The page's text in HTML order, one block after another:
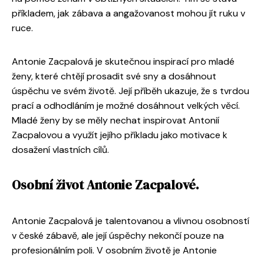
příkladem, jak zábava a angažovanost mohou jít ruku v
ruce.
Antonie Zacpalová je skutečnou inspirací pro mladé
ženy, které chtějí prosadit své sny a dosáhnout
úspěchu ve svém životě. Její příběh ukazuje, že s tvrdou
prací a odhodláním je možné dosáhnout velkých věcí.
Mladé ženy by se měly nechat inspirovat Antonií
Zacpalovou a využít jejího příkladu jako motivace k
dosažení vlastních cílů.
Osobní život Antonie Zacpalové.
Antonie Zacpalová je talentovanou a vlivnou osobností
v české zábavě, ale její úspěchy nekončí pouze na
profesionálním poli. V osobním životě je Antonie